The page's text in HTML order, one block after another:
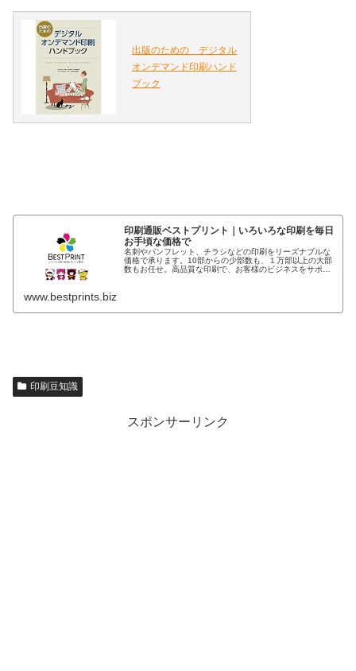
出版のための デジタル
オンデマンド印刷ハンド
ブック
印刷通販ベストプリント｜いろいろな印刷を毎日
お手頃な価格で
名刺やパンフレット、チラシなどの印刷をリーズナブルな
価格で承ります。10部からの少部数も、１万部以上の大部
数もお任せ。高品質な印刷で、お客様のビジネスをサポー
www.bestprints.biz
印刷豆知識
スポンサーリンク